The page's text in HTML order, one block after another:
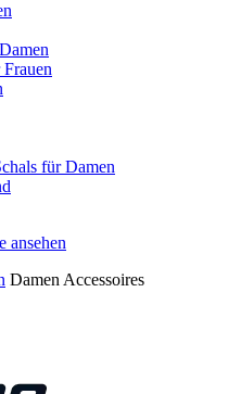
für Damen
Damen Accessoires